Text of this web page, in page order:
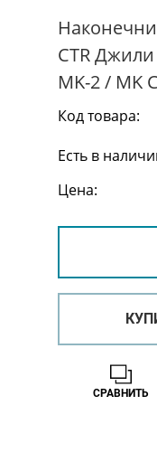
CTR
MK-2 / MK
Код товара:
Есть в
Цена:
СРАВНИТЬ